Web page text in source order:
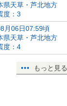
県天草・芦北地方
度：3
月06日07:59頃
県天草・芦北地方
度：4
もっと見る